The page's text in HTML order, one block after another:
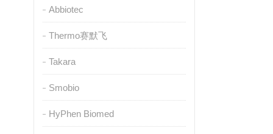
Abbiotec
Thermo赛默飞
Takara
Smobio
HyPhen Biomed